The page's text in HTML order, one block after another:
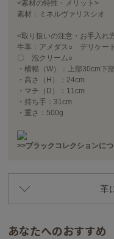
<素材の特性・メリット>
素材：ミネルヴァリスシオ
<取り扱いの注意・お手入れ
牛革：アメダス○ デリケー
〇 泡クリーム○
・横幅（W）：上部30cm下
・高さ（H）：24cm
・マチ（D）：11cm
・持ち手：31cm
・重さ：500g
>>ブラックコレクションに
革
あなたへのおすすめ